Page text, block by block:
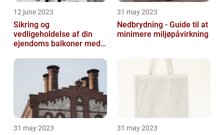
12 june 2023
Sikring og
vedligeholdelse af din
ejendoms balkoner med
31 may 2023
Nedbrydning - Guide til at
minimere miljøpåvirkning
31 may 2023 31 may 2023